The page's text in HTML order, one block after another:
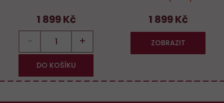
1 899 Kč
− +
DO KOŠÍKU
1 899 Kč
ZOBRAZIT